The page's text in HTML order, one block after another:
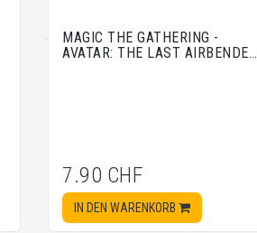
MAGIC THE GATHERING -
AVATAR: THE LAST AIRBENDE…
7.90 CHF
IN DEN WARENKORB